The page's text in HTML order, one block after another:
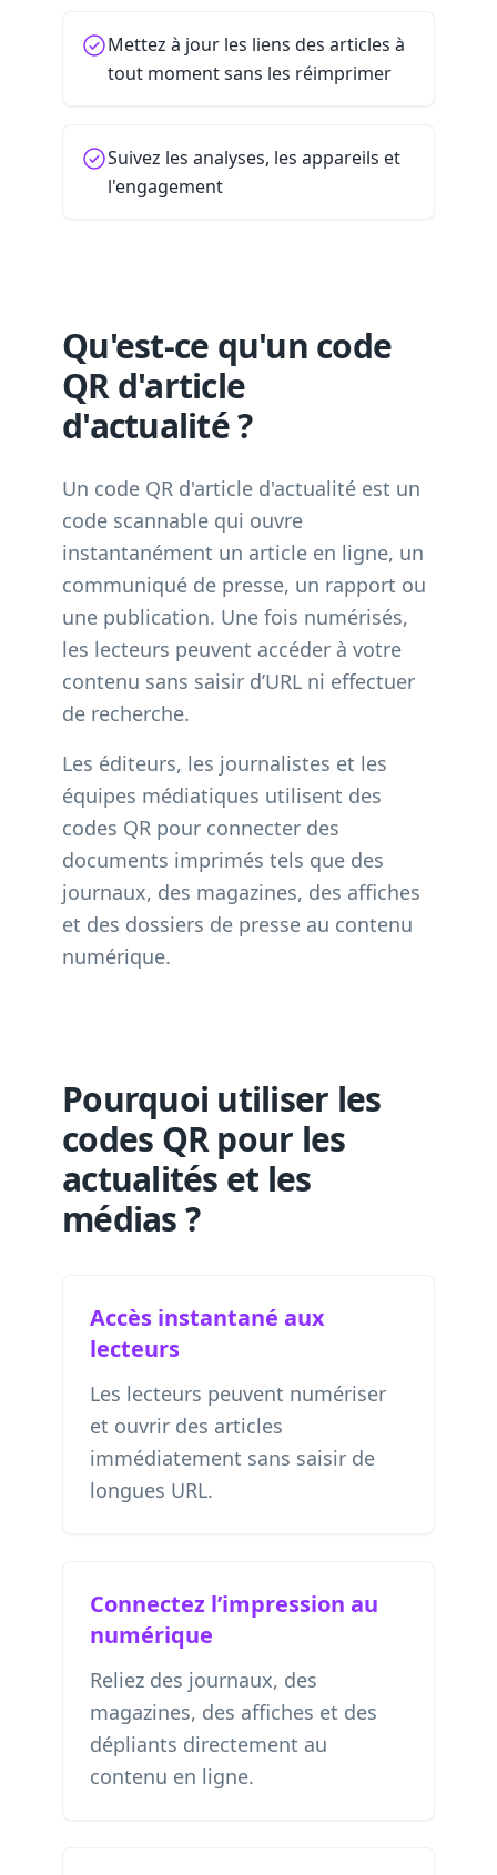
Mettez à jour les liens des articles à
tout moment sans les réimprimer
Suivez les analyses, les appareils et
l'engagement
Qu'est-ce qu'un code
QR d'article
d'actualité ?
Un code QR d'article d'actualité est un
code scannable qui ouvre
instantanément un article en ligne, un
communiqué de presse, un rapport ou
une publication. Une fois numérisés,
les lecteurs peuvent accéder à votre
contenu sans saisir d’URL ni effectuer
de recherche.
Les éditeurs, les journalistes et les
équipes médiatiques utilisent des
codes QR pour connecter des
documents imprimés tels que des
journaux, des magazines, des affiches
et des dossiers de presse au contenu
numérique.
Pourquoi utiliser les
codes QR pour les
actualités et les
médias ?
Accès instantané aux
lecteurs
Les lecteurs peuvent numériser
et ouvrir des articles
immédiatement sans saisir de
longues URL.
Connectez l’impression au
numérique
Reliez des journaux, des
magazines, des affiches et des
dépliants directement au
contenu en ligne.